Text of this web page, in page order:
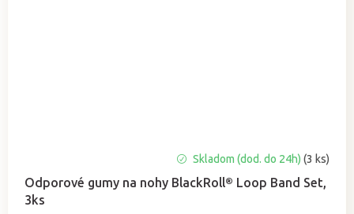
Odporové gumy na nohy BlackRoll® Loop Band Set,
3ks
hodnotenie
produktu
je
Skladom (dod. do 24h)(3 ks)